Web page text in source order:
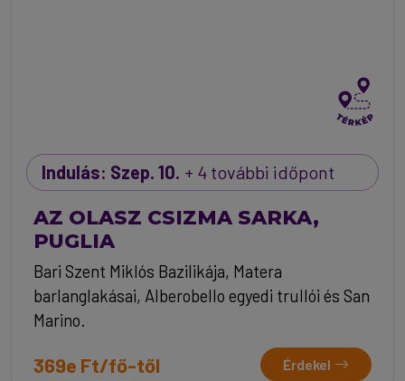
Indulás: Szep. 10. + 4 további időpont
AZ OLASZ CSIZMA SARKA,
PUGLIA
Bari Szent Miklós Bazilikája, Matera
barlanglakásai, Alberobello egyedi trullói és San
Marino.
369e Ft/fő-től Érdekel